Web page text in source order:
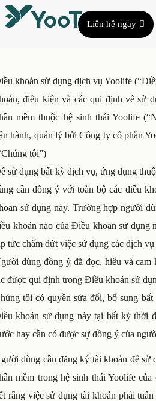
Liên hệ ngay
khoản sử dụng dịch vụ Yoolife
điều kiện và các qui định về sử
mềm thuộc hệ sinh thái Yoolife
hành, quản lý bởi Công ty cổ phần
tôi”)
sử dụng bất kỳ dịch vụ, ứng dụng
cần đồng ý với toàn bộ các điều
sử dụng này. Trường hợp người
khoản nào của Điều khoản sử dụng
tức chấm dứt việc sử dụng các dịch vụ
dùng đồng ý đã đọc, hiểu và cam
được qui định trong Điều khoản sử
tôi có quyền sửa đổi, bổ sung
khoản sử dụng này tại bất kỳ thời
hay cần có được sự đồng ý của
dùng cần đăng ký tài khoản để sử
mềm trong hệ sinh thái Yoolife
rằng việc sử dụng tài khoản phải